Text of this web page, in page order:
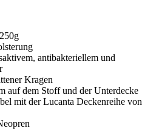
antibakteriellem und
Kragen
auf dem Stoff und der Unterdecke
mit der Lucanta Deckenreihe von